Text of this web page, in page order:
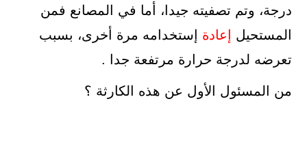
درجة، وتم تصفيته جيدا، أما في المصانع فمن
المستحيل
إعادة إستخدامه مرة أخرى، بسبب
تعرضه لدرجة حرارة مرتفعة جدا .
من المسئول الأول عن هذه الكارثة ؟